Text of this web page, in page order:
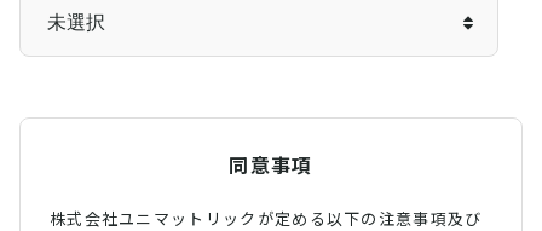
同意事項
株式会社ユニマットリックが定める以下の注意事項及び